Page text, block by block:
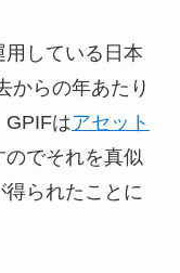
用している日本
からの年あたり
GPIFはアセット
のでそれを真似
得られたことに